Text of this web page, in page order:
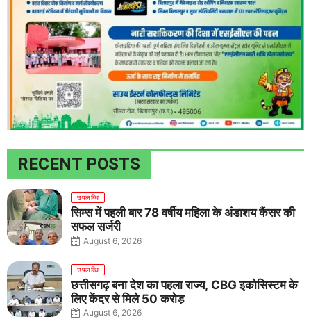
RECENT POSTS
उपलब्धि
सिम्स में पहली बार 78 वर्षीय महिला के अंडाशय कैंसर की
सफल सर्जरी
August 6, 2026
उपलब्धि
छत्तीसगढ़ बना देश का पहला राज्य, CBG इकोसिस्टम के
लिए केंद्र से मिले 50 करोड़
August 6, 2026